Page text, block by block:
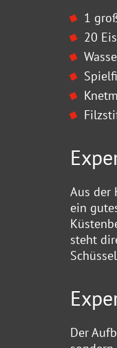
1
20
Aus der
ein
steht
Der